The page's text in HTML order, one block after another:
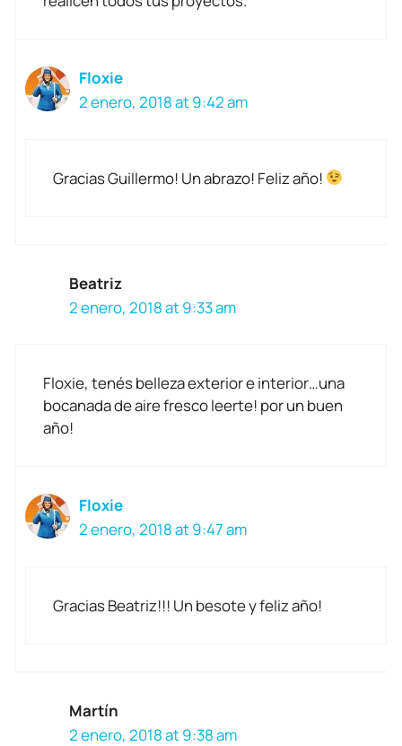
Floxie
2 enero, 2018 at 9:42 am
Gracias Guillermo! Un abrazo! Feliz año!
Beatriz
2 enero, 2018 at 9:33 am
Floxie, tenés belleza exterior e interior…una
bocanada de aire fresco leerte! por un buen
año!
Floxie
2 enero, 2018 at 9:47 am
Gracias Beatriz!!! Un besote y feliz año!
Martín
2 enero, 2018 at 9:38 am